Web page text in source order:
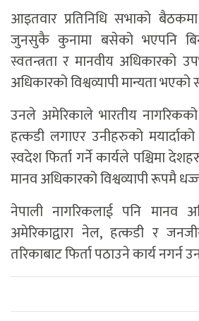
आइतवार प्रतिनिधि सभाको
जुनसुकै कुनामा बसेको भएपनि
स्वतन्त्रता र मानवीय अधिकारको
अधिकारको विश्वव्यापी मान्यता
उनले अमेरिकाले भारतीय
हत्कडी लगाएर उनीहरुको
स्वदेश फिर्ता गर्ने कार्यले पश्चिमा
मानव अधिकारको विश्वव्यापी रूपमै
नेपाली नागरिकलाई पनि मानव
अमेरिकाद्वारा नेल, हत्कडी र
तरिकाबाट फिर्ता पठाउने कार्य नगर्न